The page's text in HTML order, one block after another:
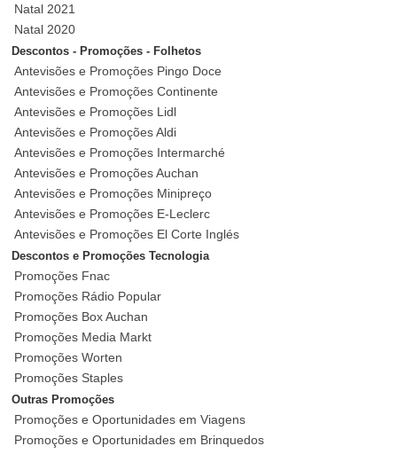
Natal 2021
Natal 2020
Descontos - Promoções - Folhetos
Antevisões e Promoções Pingo Doce
Antevisões e Promoções Continente
Antevisões e Promoções Lidl
Antevisões e Promoções Aldi
Antevisões e Promoções Intermarché
Antevisões e Promoções Auchan
Antevisões e Promoções Minipreço
Antevisões e Promoções E-Leclerc
Antevisões e Promoções El Corte Inglés
Descontos e Promoções Tecnologia
Promoções Fnac
Promoções Rádio Popular
Promoções Box Auchan
Promoções Media Markt
Promoções Worten
Promoções Staples
Outras Promoções
Promoções e Oportunidades em Viagens
Promoções e Oportunidades em Brinquedos